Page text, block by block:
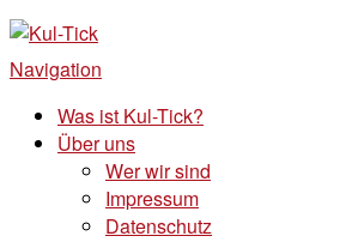
Kul-Tick
Der Kultur – / & Psychologie Blog
Navigation
Was ist Kul-Tick?
Über uns
Wer wir sind
Impressum
Datenschutz